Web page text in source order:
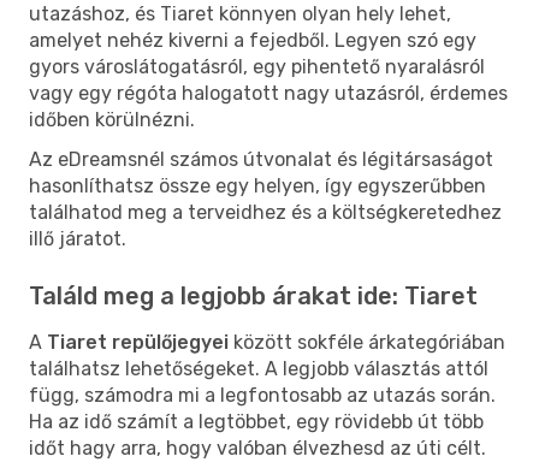
utazáshoz, és Tiaret könnyen olyan hely lehet,
amelyet nehéz kiverni a fejedből. Legyen szó egy
gyors városlátogatásról, egy pihentető nyaralásról
vagy egy régóta halogatott nagy utazásról, érdemes
időben körülnézni.
Az eDreamsnél számos útvonalat és légitársaságot
hasonlíthatsz össze egy helyen, így egyszerűbben
találhatod meg a terveidhez és a költségkeretedhez
illő járatot.
Találd meg a legjobb árakat ide: Tiaret
A Tiaret repülőjegyei között sokféle árkategóriában
találhatsz lehetőségeket. A legjobb választás attól
függ, számodra mi a legfontosabb az utazás során.
Ha az idő számít a legtöbbet, egy rövidebb út több
időt hagy arra, hogy valóban élvezhesd az úti célt.